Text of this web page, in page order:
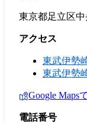
東京都足立区
アクセス
東武伊勢
東武伊勢
Google Maps
電話番号